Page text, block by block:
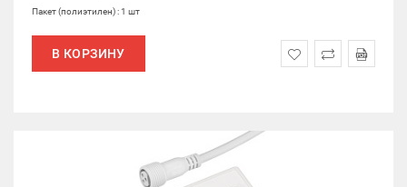
Пакет (полиэтилен) : 1 шт
В КОРЗИНУ